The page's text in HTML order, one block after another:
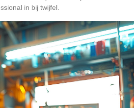
in bij twijfel.